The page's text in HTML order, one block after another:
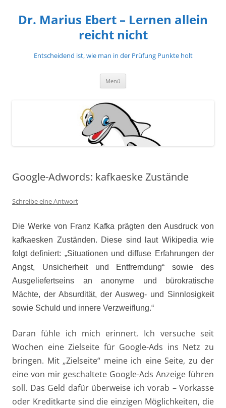
springen
Dr. Marius Ebert – Lernen allein
reicht nicht
Entscheidend ist, wie man in der Prüfung Punkte holt
Menü
Google-Adwords: kafkaeske Zustände
Schreibe eine Antwort
Die Werke von Franz Kafka prägten den Ausdruck von
kafkaesken Zuständen. Diese sind laut Wikipedia wie
folgt definiert: „Situationen und diffuse Erfahrungen der
Angst, Unsicherheit und Entfremdung“ sowie des
Ausgeliefertseins an anonyme und bürokratische
Mächte, der Absurdität, der Ausweg- und Sinnlosigkeit
sowie Schuld und innere Verzweiflung.“
Daran fühle ich mich erinnert. Ich versuche seit
Wochen eine Zielseite für Google-Ads ins Netz zu
bringen. Mit „Zielseite“ meine ich eine Seite, zu der
eine von mir geschaltete Google-Ads Anzeige führen
soll. Das Geld dafür überweise ich vorab – Vorkasse
oder Kreditkarte sind die einzigen Möglichkeiten, die